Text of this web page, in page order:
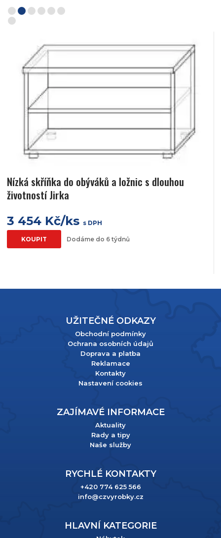
Nízká skříňka do obýváků a ložnic s dlouhou
životností Jirka
3 454 Kč/ks s DPH
KOUPIT Dodáme do 6 týdnů
UŽITEČNÉ ODKAZY
Obchodní podmínky
Ochrana osobních údajů
Doprava a platba
Reklamace
Kontakty
Nastavení cookies
ZAJÍMAVÉ INFORMACE
Aktuality
Rady a tipy
Naše služby
RYCHLÉ KONTAKTY
+420 774 625 566
info@czvyrobky.cz
HLAVNÍ KATEGORIE